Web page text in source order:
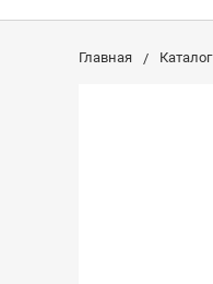
Главная Каталог